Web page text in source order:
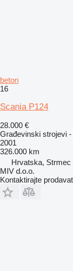
beton
16
Scania P124
28.000 €
Građevinski strojevi
2001
326.000 km
Hrvatska, Strmec
MIV d.o.o.
Kontaktirajte